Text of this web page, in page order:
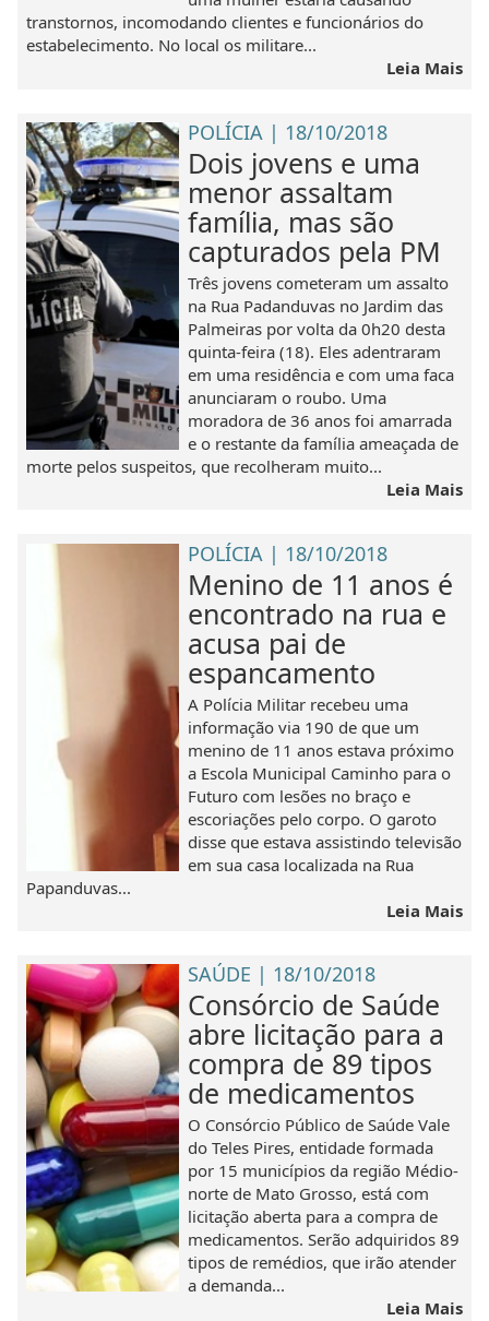
transtornos, incomodando clientes e funcionários do
estabelecimento. No local os militare...
Leia Mais
POLÍCIA | 18/10/2018
Dois jovens e uma
menor assaltam
família, mas são
capturados pela PM
Três jovens cometeram um assalto
na Rua Padanduvas no Jardim das
Palmeiras por volta da 0h20 desta
quinta-feira (18). Eles adentraram
em uma residência e com uma faca
anunciaram o roubo. Uma
moradora de 36 anos foi amarrada
e o restante da família ameaçada de
morte pelos suspeitos, que recolheram muito...
Leia Mais
POLÍCIA | 18/10/2018
Menino de 11 anos é
encontrado na rua e
acusa pai de
espancamento
A Polícia Militar recebeu uma
informação via 190 de que um
menino de 11 anos estava próximo
a Escola Municipal Caminho para o
Futuro com lesões no braço e
escoriações pelo corpo. O garoto
disse que estava assistindo televisão
em sua casa localizada na Rua
Papanduvas...
Leia Mais
SAÚDE | 18/10/2018
Consórcio de Saúde
abre licitação para a
compra de 89 tipos
de medicamentos
O Consórcio Público de Saúde Vale
do Teles Pires, entidade formada
por 15 municípios da região Médio-
norte de Mato Grosso, está com
licitação aberta para a compra de
medicamentos. Serão adquiridos 89
tipos de remédios, que irão atender
a demanda...
Leia Mais